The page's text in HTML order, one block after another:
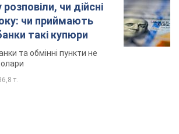
чи дійсні
чи приймають
такі купюри
та обмінні пункти не
т.